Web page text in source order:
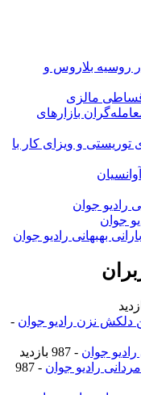
روسیه بلاروس و
مالزی
بازارهای
و ویزای کار با
رادیو جوان
جوان
بهبهانی رادیو جوان
دلکش نزن رادیو جوان -
جوان - 987 بازدید
رادیو جوان
- 987